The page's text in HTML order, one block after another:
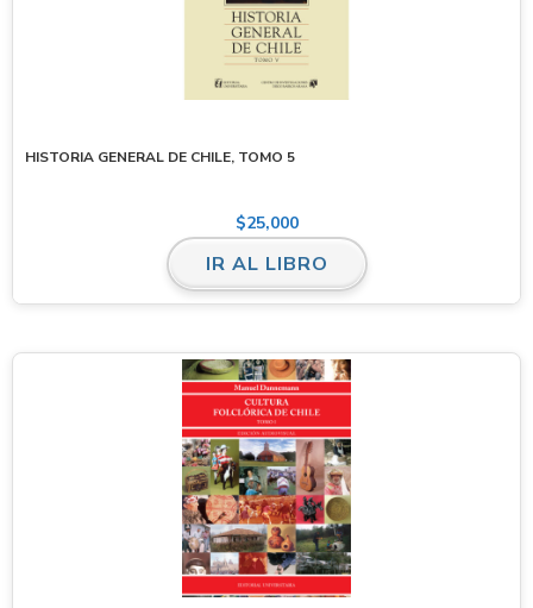
HISTORIA GENERAL DE CHILE, TOMO 5
$25,000
IR AL LIBRO